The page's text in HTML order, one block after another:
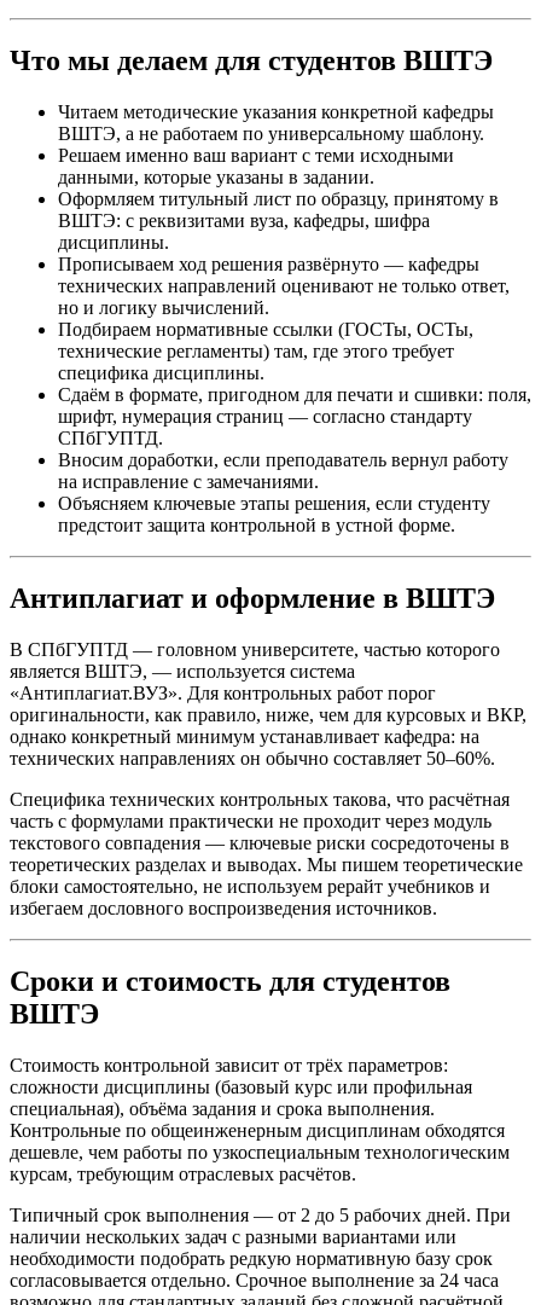
Что мы делаем для студентов ВШТЭ
Читаем методические указания конкретной кафедры
ВШТЭ, а не работаем по универсальному шаблону.
Решаем именно ваш вариант с теми исходными
данными, которые указаны в задании.
Оформляем титульный лист по образцу, принятому в
ВШТЭ: с реквизитами вуза, кафедры, шифра
дисциплины.
Прописываем ход решения развёрнуто — кафедры
технических направлений оценивают не только ответ,
но и логику вычислений.
Подбираем нормативные ссылки (ГОСТы, ОСТы,
технические регламенты) там, где этого требует
специфика дисциплины.
Сдаём в формате, пригодном для печати и сшивки: поля,
шрифт, нумерация страниц — согласно стандарту
СПбГУПТД.
Вносим доработки, если преподаватель вернул работу
на исправление с замечаниями.
Объясняем ключевые этапы решения, если студенту
предстоит защита контрольной в устной форме.
Антиплагиат и оформление в ВШТЭ
В СПбГУПТД — головном университете, частью которого
является ВШТЭ, — используется система
«Антиплагиат.ВУЗ». Для контрольных работ порог
оригинальности, как правило, ниже, чем для курсовых и ВКР,
однако конкретный минимум устанавливает кафедра: на
технических направлениях он обычно составляет 50–60%.
Специфика технических контрольных такова, что расчётная
часть с формулами практически не проходит через модуль
текстового совпадения — ключевые риски сосредоточены в
теоретических разделах и выводах. Мы пишем теоретические
блоки самостоятельно, не используем рерайт учебников и
избегаем дословного воспроизведения источников.
Сроки и стоимость для студентов
ВШТЭ
Стоимость контрольной зависит от трёх параметров:
сложности дисциплины (базовый курс или профильная
специальная), объёма задания и срока выполнения.
Контрольные по общеинженерным дисциплинам обходятся
дешевле, чем работы по узкоспециальным технологическим
курсам, требующим отраслевых расчётов.
Типичный срок выполнения — от 2 до 5 рабочих дней. При
наличии нескольких задач с разными вариантами или
необходимости подобрать редкую нормативную базу срок
согласовывается отдельно. Срочное выполнение за 24 часа